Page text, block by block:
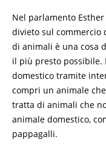
Nel parlamento
divieto sul commercio
di animali è una cosa
il più presto possibile.
domestico tramite
compri un animale
tratta di animali che
animale domestico,
pappagalli.